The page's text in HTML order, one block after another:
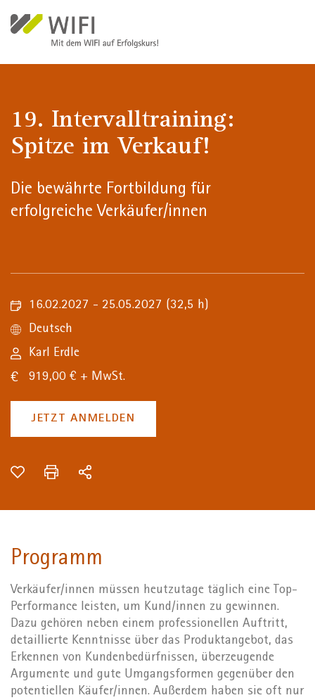
19. Intervalltraining:
Spitze im Verkauf!
Die bewährte Fortbildung für
erfolgreiche Verkäufer/innen
16.02.2027 - 25.05.2027 (32,5 h)
Deutsch
Karl Erdle
919,00 € + MwSt.
JETZT ANMELDEN
Programm
Verkäufer/innen müssen heutzutage täglich eine Top-
Performance leisten, um Kund/innen zu gewinnen.
Dazu gehören neben einem professionellen Auftritt,
detaillierte Kenntnisse über das Produktangebot, das
Erkennen von Kundenbedürfnissen, überzeugende
Argumente und gute Umgangsformen gegenüber den
potentiellen Käufer/innen. Außerdem haben sie oft nur